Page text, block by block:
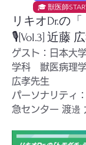
🎓 獣医師
リキオDr.の
🎙️[Vol.3] 近藤
ゲスト：
日本大
学科　獣医病理
広孝先生
パーソナリティ
急センター 渡邊